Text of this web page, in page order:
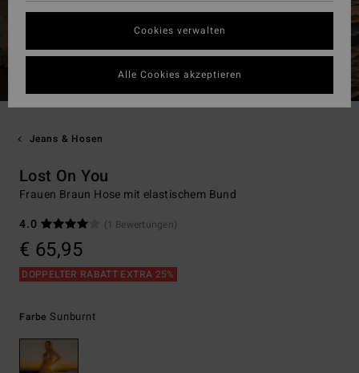
Jeans & Hosen
Lost On You
Frauen Braun Hose mit elastischem Bund
4.0
(1 Bewertungen)
€ 65,95
DOPPELTER RABATT EXTRA 25%
Farbe Sunburnt
Cookies verwalten
Alle Cookies akzeptieren